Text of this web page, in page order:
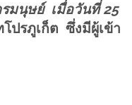
มนุษย์ เมื่อวันที่ 25
ปรภูเก็ต ซึ่งมีผู้เข้า